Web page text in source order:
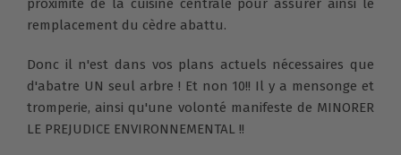
proximité de la cuisine centrale pour assurer ainsi le
remplacement du cèdre abattu.
Donc il n'est dans vos plans actuels nécessaires que
d'abatre UN seul arbre ! Et non 10!! Il y a mensonge et
tromperie, ainsi qu'une volonté manifeste de MINORER
LE PREJUDICE ENVIRONNEMENTAL !!